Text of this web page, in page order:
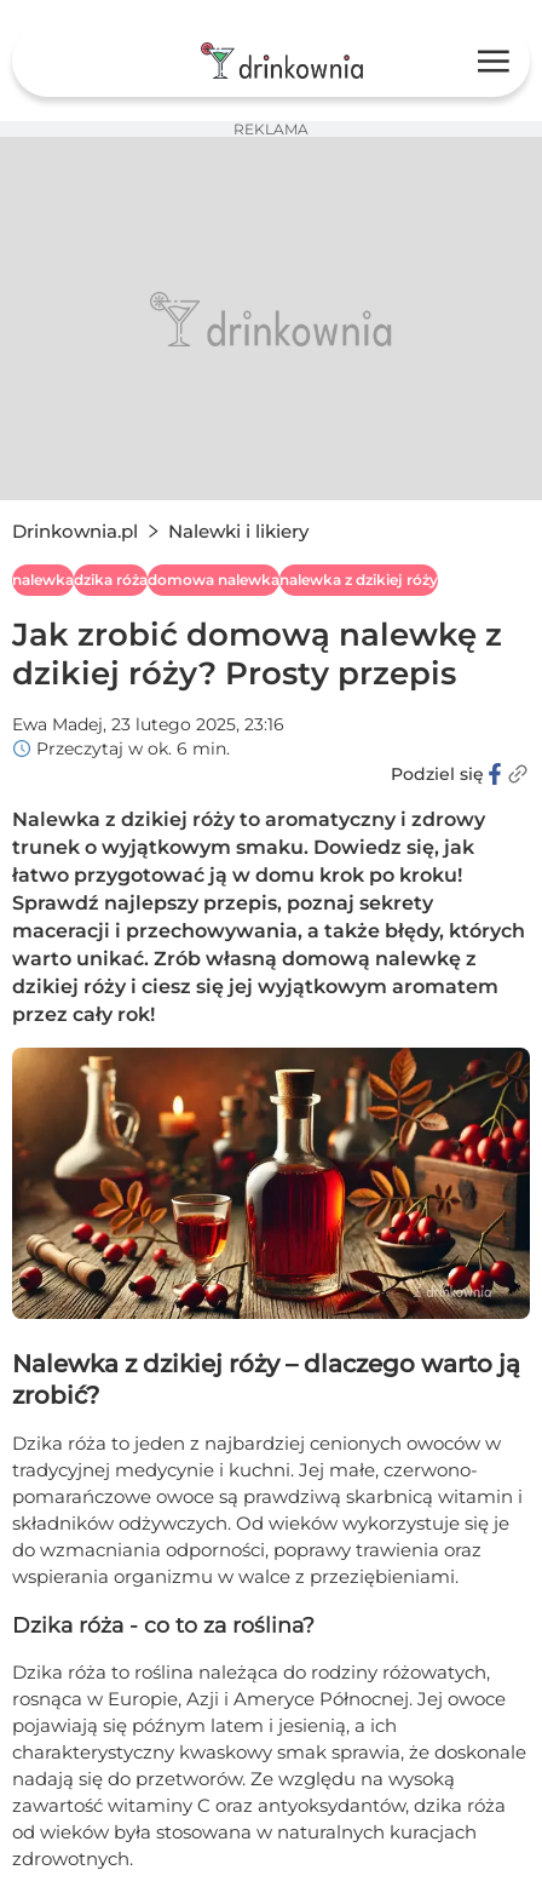
REKLAMA
Drinkownia.pl Nalewki i likiery
nalewkadzika różadomowa nalewkanalewka z dzikiej róży
Jak zrobić domową nalewkę z
dzikiej róży? Prosty przepis
Ewa Madej, 23 lutego 2025, 23:16
Przeczytaj w ok. 6 min.
Podziel się
Nalewka z dzikiej róży to aromatyczny i zdrowy
trunek o wyjątkowym smaku. Dowiedz się, jak
łatwo przygotować ją w domu krok po kroku!
Sprawdź najlepszy przepis, poznaj sekrety
maceracji i przechowywania, a także błędy, których
warto unikać. Zrób własną domową nalewkę z
dzikiej róży i ciesz się jej wyjątkowym aromatem
przez cały rok!
Nalewka z dzikiej róży – dlaczego warto ją
zrobić?
Dzika róża to jeden z najbardziej cenionych owoców w
tradycyjnej medycynie i kuchni. Jej małe, czerwono-
pomarańczowe owoce są prawdziwą skarbnicą witamin i
składników odżywczych. Od wieków wykorzystuje się je
do wzmacniania odporności, poprawy trawienia oraz
wspierania organizmu w walce z przeziębieniami.
Dzika róża - co to za roślina?
Dzika róża to roślina należąca do rodziny różowatych,
rosnąca w Europie, Azji i Ameryce Północnej. Jej owoce
pojawiają się późnym latem i jesienią, a ich
charakterystyczny kwaskowy smak sprawia, że doskonale
nadają się do przetworów. Ze względu na wysoką
zawartość witaminy C oraz antyoksydantów, dzika róża
od wieków była stosowana w naturalnych kuracjach
zdrowotnych.